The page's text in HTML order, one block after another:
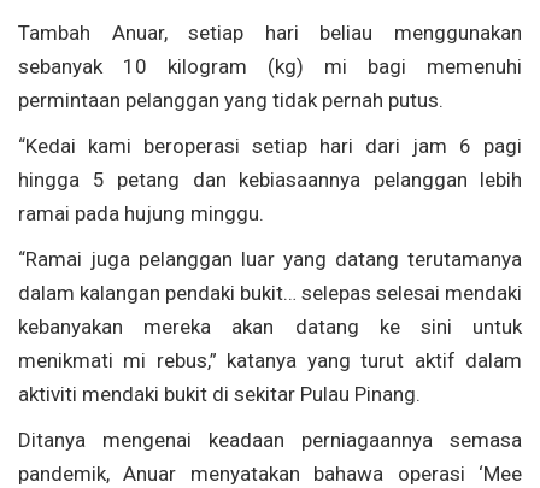
Tambah Anuar, setiap hari beliau menggunakan
sebanyak 10 kilogram (kg) mi bagi memenuhi
permintaan pelanggan yang tidak pernah putus.
“Kedai kami beroperasi setiap hari dari jam 6 pagi
hingga 5 petang dan kebiasaannya pelanggan lebih
ramai pada hujung minggu.
“Ramai juga pelanggan luar yang datang terutamanya
dalam kalangan pendaki bukit… selepas selesai mendaki
kebanyakan mereka akan datang ke sini untuk
menikmati mi rebus,” katanya yang turut aktif dalam
aktiviti mendaki bukit di sekitar Pulau Pinang.
Ditanya mengenai keadaan perniagaannya semasa
pandemik, Anuar menyatakan bahawa operasi ‘Mee